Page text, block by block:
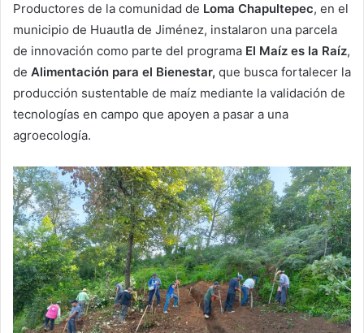
Productores de la comunidad de Loma Chapultepec, en el
municipio de Huautla de Jiménez, instalaron una parcela
de innovación como parte del programa El Maíz es la Raíz,
de Alimentación para el Bienestar, que busca fortalecer la
producción sustentable de maíz mediante la validación de
tecnologías en campo que apoyen a pasar a una
agroecología.